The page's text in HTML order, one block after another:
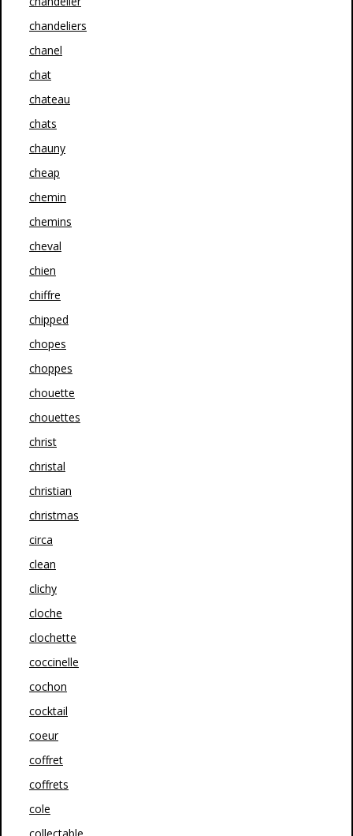
chandeliers
chanel
chat
chateau
chats
chauny
cheap
chemin
chemins
cheval
chien
chiffre
chipped
chopes
choppes
chouette
chouettes
christ
christal
christian
christmas
circa
clean
clichy
cloche
clochette
coccinelle
cochon
cocktail
coeur
coffret
coffrets
cole